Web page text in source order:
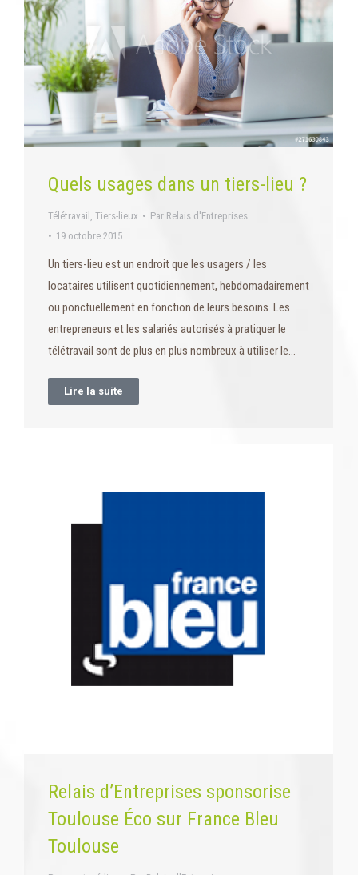
Quels usages dans un tiers-lieu ?
Télétravail Tiers-lieux Par Relais d'Entreprises
19 octobre 2015
Un tiers-lieu est un endroit que les usagers / les
locataires utilisent quotidiennement, hebdomadairement
ou ponctuellement en fonction de leurs besoins. Les
entrepreneurs et les salariés autorisés à pratiquer le
télétravail sont de plus en plus nombreux à utiliser le…
Lire la suite
Relais d’Entreprises sponsorise
Toulouse Éco sur France Bleu
Toulouse